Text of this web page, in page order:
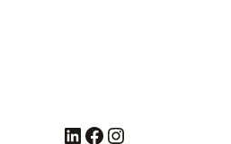
LinkedIn Facebook Instagram